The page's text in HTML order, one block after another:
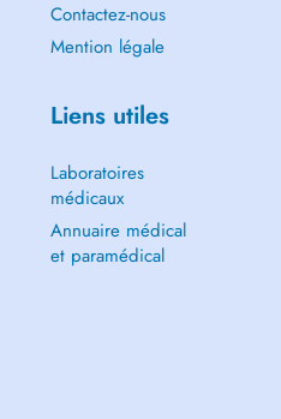
Contactez-nous
Mention légale
Liens utiles
Laboratoires
médicaux
Annuaire médical
et paramédical